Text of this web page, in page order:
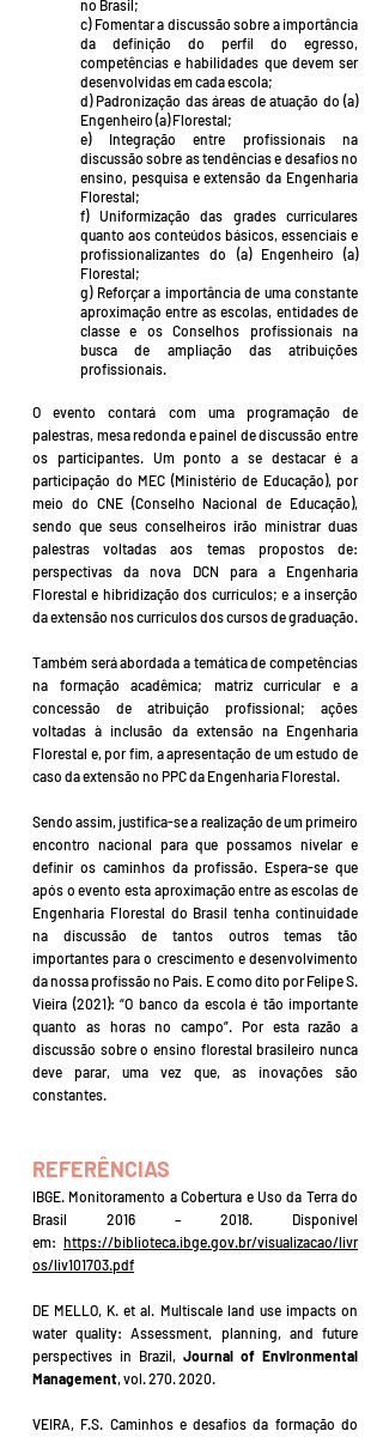
no Brasil;
c) Fomentar a discussão sobre a importância
da definição do perfil do egresso,
competências e habilidades que devem ser
desenvolvidas em cada escola;
d) Padronização das áreas de atuação do (a)
Engenheiro (a) Florestal;
e) Integração entre profissionais na
discussão sobre as tendências e desafios no
ensino, pesquisa e extensão da Engenharia
Florestal;
f) Uniformização das grades curriculares
quanto aos conteúdos básicos, essenciais e
profissionalizantes do (a) Engenheiro (a)
Florestal;
g) Reforçar a importância de uma constante
aproximação entre as escolas, entidades de
classe e os Conselhos profissionais na
busca de ampliação das atribuições
profissionais.
O evento contará com uma programação de
palestras, mesa redonda e painel de discussão entre
os participantes. Um ponto a se destacar é a
participação do MEC (Ministério de Educação), por
meio do CNE (Conselho Nacional de Educação),
sendo que seus conselheiros irão ministrar duas
palestras voltadas aos temas propostos de:
perspectivas da nova DCN para a Engenharia
Florestal e hibridização dos currículos; e a inserção
da extensão nos currículos dos cursos de graduação.
Também será abordada a temática de competências
na formação acadêmica; matriz curricular e a
concessão de atribuição profissional; ações
voltadas à inclusão da extensão na Engenharia
Florestal e, por fim, a apresentação de um estudo de
caso da extensão no PPC da Engenharia Florestal.
Sendo assim, justifica-se a realização de um primeiro
encontro nacional para que possamos nivelar e
definir os caminhos da profissão. Espera-se que
após o evento esta aproximação entre as escolas de
Engenharia Florestal do Brasil tenha continuidade
na discussão de tantos outros temas tão
importantes para o crescimento e desenvolvimento
da nossa profissão no País. E como dito por Felipe S.
Vieira (2021): “O banco da escola é tão importante
quanto as horas no campo”. Por esta razão a
discussão sobre o ensino florestal brasileiro nunca
deve parar, uma vez que, as inovações são
constantes.
REFERÊNCIAS
IBGE. Monitoramento a Cobertura e Uso da Terra do
Brasil 2016 – 2018. Disponível
em: https://biblioteca.ibge.gov.br/visualizacao/livr
os/liv101703.pdf
DE MELLO, K. et al. Multiscale land use impacts on
water quality: Assessment, planning, and future
perspectives in Brazil, Journal of Environmental
Management, vol.270. 2020.
VEIRA, F.S. Caminhos e desafios da formação do